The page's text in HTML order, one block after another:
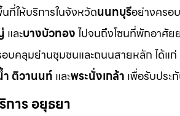
ที่ให้บริการในจังหวัดนนทบุรีอย่างครอ
และบางบัวทองไปจนถึงโซนที่พักอาศัย
บคลุมย่านชุมชนและถนนสายหลัก ได้แก่
ติวานนท์ และพระนั่งเกล้า เพื่อรับประ
าร อยุธยา